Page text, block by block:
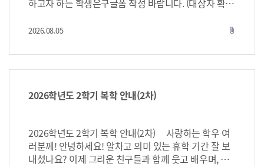
방법 - 개인 인트라넷 로그인 후[수강신청]메뉴를 이용
신청 관련 규정 - 일반안내사항 - 수강신청 관련 안내
수강신청(신입생 해당) (※ 2~4학년 재학생은 교양학부
교과목 수강 희망 시 신입생(1학년) 수강신청 종료 후 잔
항 붙임 1. 2026학년도 2학기 수강신청 안내1부.
영지침 1부. 끝. 2026.07.31. 교 무 처 장
하고자 하는 학생은구글폼 작성 바랍니다. (대상자 확정
통보예정) * 유의사항 - 1학기 이상 이수한자로 평균
최대 6학점까지 가능 - 교과목 기이수자 중복수강 불
가능 - 수강인원 제한으로 조기 마감될 수 있으며 확
무연락 접수순으로 신청자 선발 예정 ★학점교류
학점교류 교과목 신청(8/12일 15시까지) – 양식 작성
☆신청마감 :8/12(수) 15시까지 선착순
2026.08.05 attach_file
2026학년도 2학기 복학 안내(2차)
2026학년도 2학기 복학 안내(2차) 사랑하는 학우 여
러분께! 안녕하세요! 알차고 의미 있는 휴학 기간 잘 보
내셨나요? 이제 그리운 친구들과 함께 웃고 배우며, 소